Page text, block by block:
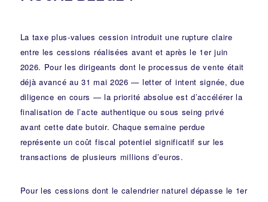
La taxe plus-values cession introduit une rupture claire
entre les cessions réalisées avant et après le 1er juin
2026. Pour les dirigeants dont le processus de vente était
déjà avancé au 31 mai 2026 — letter of intent signée, due
diligence en cours — la priorité absolue est d’accélérer la
finalisation de l’acte authentique ou sous seing privé
avant cette date butoir. Chaque semaine perdue
représente un coût fiscal potentiel significatif sur les
transactions de plusieurs millions d’euros.
Pour les cessions dont le calendrier naturel dépasse le 1er